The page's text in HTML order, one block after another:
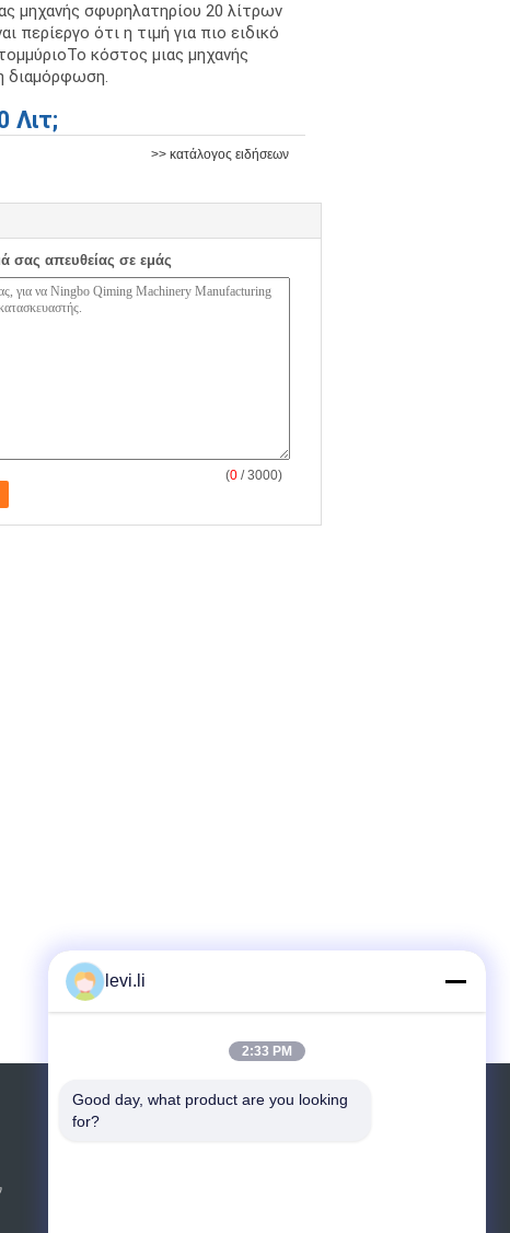
μηχανής σφυρηλατηρίου 20 λίτρων
περίεργο ότι η τιμή για πιο ειδικό
κόστος μιας μηχανής
διαμόρφωση.
Λιτ;
>> κατάλογος ειδήσεων
σας απευθείας σε εμάς
(0 / 3000)
Αίτηση κράτησης
levi.li
2:33 PM
Good day, what product are you looking
for?